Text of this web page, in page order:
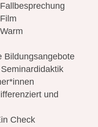
Bildungsangebote
und
Check